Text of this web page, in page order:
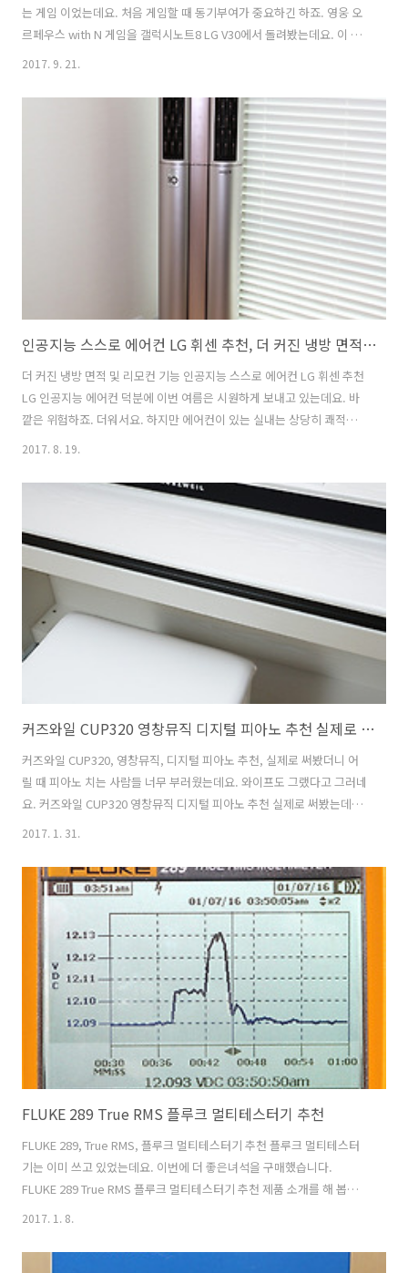
는 게임 이었는데요. 처음 게임할 때 동기부여가 중요하긴 하죠. 영웅 오
르페우스 with N 게임을 갤럭시노트8 LG V30에서 돌려봤는데요. 이 게
임은 아기자기한 이미지와 러블리한 스토리 전개가 이어지는 게임 입니
다보니 점점 빠져들게 되네요. 농장도 짓고 군사도 만들면서 자신의 성을
강화 시킵니다. 그 후 영웅을 자신을 따르게 해서 다른 곳을 공격할 수 있
습니다. 생각보다 꽤 많은 분들이 이 게임을 하고 있더군요. 게다가 전세
계적으로 하고 있어서 채팅창은 복잡했습니다. 영웅 오르페우스 with N
갤럭시노트8 LG V30 게임 추천 갤럭시노트8에 게임을 실행해본 ..
2017. 9. 21.
인공지능 스스로 에어컨 LG 휘센 추천, 더 커진 냉방 면적 및 리모컨 기능
더 커진 냉방 면적 및 리모컨 기능 인공지능 스스로 에어컨 LG 휘센 추천
LG 인공지능 에어컨 덕분에 이번 여름은 시원하게 보내고 있는데요. 바
깥은 위험하죠. 더워서요. 하지만 에어컨이 있는 실내는 상당히 쾌적합니
스로 에어컨은 에어컨이 스스로 가장 최적의 상태를 유지해주는 기능이
들어간 제품이라 더 좋은데요. 여름은 점점 길어지고 있고 이제는 에어컨
은 필수품처럼 되어버렸습니다. 어차피 놓을 것이라면 더 좋고 디자인이
좋은것을 쓰는것이 좋겠죠. 인공지능 스스로 에어컨 LG 휘센 추천, 더 커
진 냉방 면적 및 리모컨 기능 LG 듀얼에어컨은 3가지 색상이 이 있는데
2017. 8. 19.
커즈와일 CUP320 영창뮤직 디지털 피아노 추천 실제로 써봤더니
커즈와일 CUP320, 영창뮤직, 디지털 피아노 추천, 실제로 써봤더니 어
릴 때 피아노 치는 사람들 너무 부러웠는데요. 와이프도 그랬다고 그러네
요. 커즈와일 CUP320 영창뮤직 디지털 피아노 추천 실제로 써봤는데요.
사람들이 많이 언급하는 제품인 만큼 실제로 써보니 좋은 제품은 맞네요.
지털 피아노는 원음을 들려주는 스피커를 통해서 정말 피아노를 치는 것
처럼 사운드를 들을 수 있습니다. 건반도 원목건반을 사용하여 누르는 느
낌이 좋습니다. 강약이 미세하게 모두 인식이 되는 3센서 방식의 건반을
이용해서 더 좋았는데요. 와이프가 그토록 갖고 싶어하던 피아노를 만져
보게 되네요. 실제로 이 하얀색 모델 경우 30대 여성이 가장 많이 찾는 ..
2017. 1. 31.
FLUKE 289 True RMS 플루크 멀티테스터기 추천
FLUKE 289, True RMS, 플루크 멀티테스터기 추천 플루크 멀티테스터
기는 이미 쓰고 있었는데요. 이번에 더 좋은녀석을 구매했습니다.
FLUKE 289 True RMS 플루크 멀티테스터기 추천 제품 소개를 해 봅니
루크 멀티테스터기 쓰기 전에는 플루크 179를 썼었는데요. 정품 가격으
2017. 1. 8.